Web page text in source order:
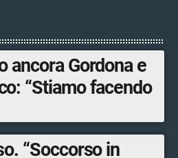
ancora Gordona e
“Stiamo facendo
“Soccorso in